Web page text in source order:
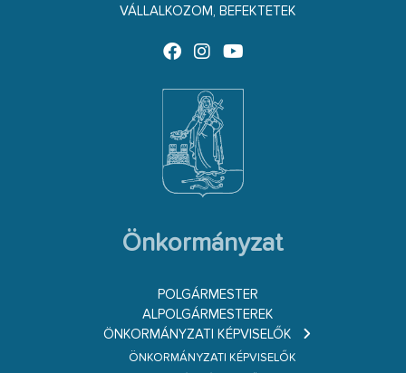
VÁLLALKOZOM, BEFEKTETEK
Önkormányzat
POLGÁRMESTER
ALPOLGÁRMESTEREK
ÖNKORMÁNYZATI KÉPVISELŐK
ÖNKORMÁNYZATI KÉPVISELŐK